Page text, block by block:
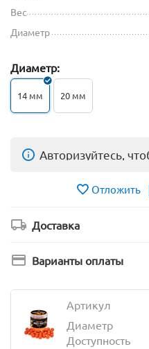
Вес
Диаметр
Диаметр:
14 мм 20 мм
Авторизуйтесь,
Отложить
Доставка
Варианты оплаты
Артикул
Диаметр
Доступность